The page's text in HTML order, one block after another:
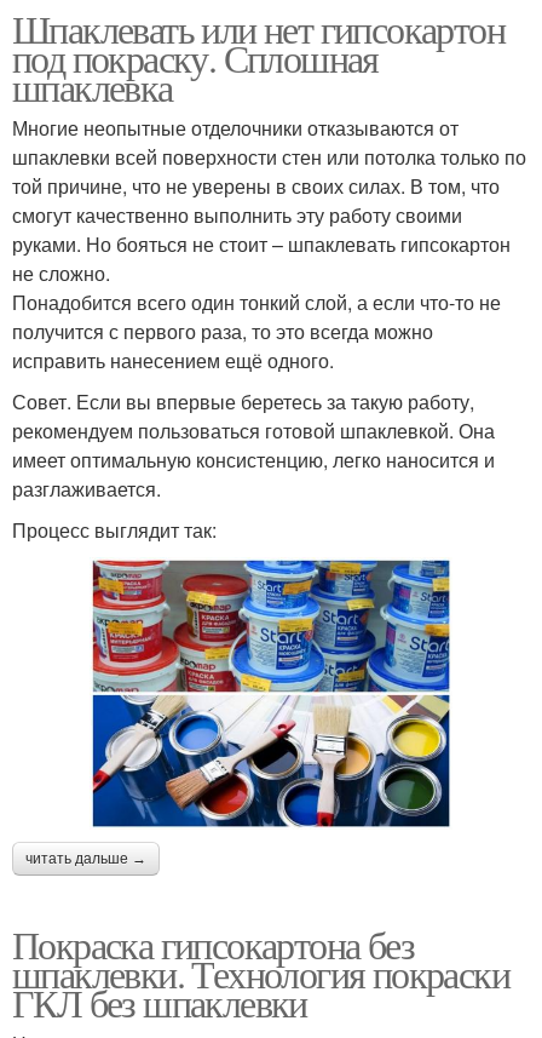
Шпаклевать или нет гипсокартон
под покраску. Сплошная
шпаклевка
Многие неопытные отделочники отказываются от
шпаклевки всей поверхности стен или потолка только по
той причине, что не уверены в своих силах. В том, что
смогут качественно выполнить эту работу своими
руками. Но бояться не стоит – шпаклевать гипсокартон
не сложно.
Понадобится всего один тонкий слой, а если что-то не
получится с первого раза, то это всегда можно
исправить нанесением ещё одного.
Совет. Если вы впервые беретесь за такую работу,
рекомендуем пользоваться готовой шпаклевкой. Она
имеет оптимальную консистенцию, легко наносится и
разглаживается.
Процесс выглядит так:
читать дальше →
Покраска гипсокартона без
шпаклевки. Технология покраски
ГКЛ без шпаклевки